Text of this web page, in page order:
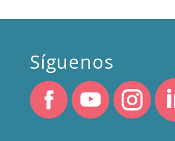
Síguenos